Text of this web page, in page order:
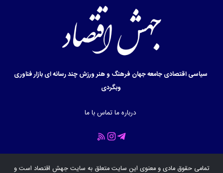
سیاسیاقتصادیجامعهجهان فرهنگ و هنرورزشچند رسانه ایبازارفناوری
وبگردی
درباره ماتماس با ما
تمامی حقوق مادی و معنوی این سایت متعلق به سایتجهش اقتصاد است و